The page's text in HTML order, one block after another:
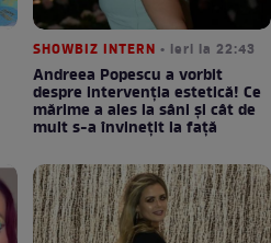
SHOWBIZ INTERN • ieri la 22:43
Andreea Popescu a vorbit
despre intervenția estetică! Ce
mărime a ales la sâni și cât de
mult s-a învinețit la față